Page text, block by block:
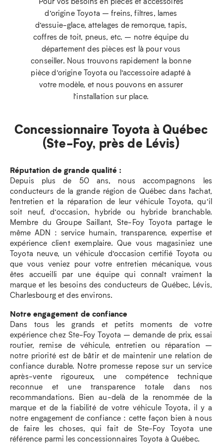
d’origine Toyota – freins, filtres, lames
d’essuie-glace, attelages de remorque, tapis,
coffres de toit, pneus, etc. – notre équipe du
département des pièces est là pour vous
conseiller. Nous trouvons rapidement la bonne
pièce d’origine Toyota ou l’accessoire adapté à
votre modèle, et nous pouvons en assurer
l’installation sur place.
Concessionnaire Toyota à Québec
(Ste-Foy, près de Lévis)
Réputation de grande qualité :
Depuis plus de 50 ans, nous accompagnons les
conducteurs de la grande région de Québec dans l’achat,
l’entretien et la réparation de leur véhicule Toyota, qu’il
soit neuf, d’occasion, hybride ou hybride branchable.
Membre du Groupe Saillant, Ste-Foy Toyota partage le
même ADN : service humain, transparence, expertise et
expérience client exemplaire. Que vous magasiniez une
Toyota neuve, un véhicule d’occasion certifié Toyota ou
que vous veniez pour votre entretien mécanique, vous
êtes accueilli par une équipe qui connaît vraiment la
marque et les besoins des conducteurs de Québec, Lévis,
Charlesbourg et des environs.
Notre engagement de confiance
Dans tous les grands et petits moments de votre
expérience chez Ste-Foy Toyota – demande de prix, essai
routier, remise de véhicule, entretien ou réparation –
notre priorité est de bâtir et de maintenir une relation de
confiance durable. Notre promesse repose sur un service
après-vente rigoureux, une compétence technique
reconnue et une transparence totale dans nos
recommandations. Bien au-delà de la renommée de la
marque et de la fiabilité de votre véhicule Toyota, il y a
notre engagement de confiance : cette façon bien à nous
de faire les choses, qui fait de Ste-Foy Toyota une
référence parmi les concessionnaires Toyota à Québec.